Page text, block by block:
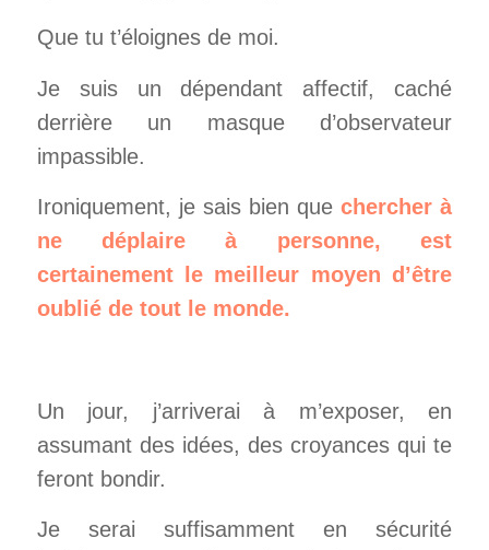
Que tu t’éloignes de moi.
Je suis un dépendant affectif, caché
derrière un masque d’observateur
impassible.
Ironiquement, je sais bien quechercher à
ne déplaire à personne, est
certainement le meilleur moyen d’être
oublié de tout le monde.
Un jour, j’arriverai à m’exposer, en
assumant des idées, des croyances qui te
feront bondir.
Je serai suffisamment en sécurité